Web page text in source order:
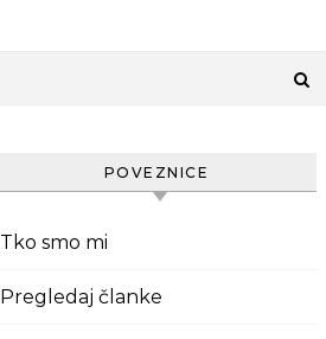
POVEZNICE
Tko smo mi
Pregledaj članke